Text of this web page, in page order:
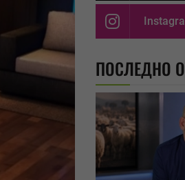
ПОСЛЕДНО